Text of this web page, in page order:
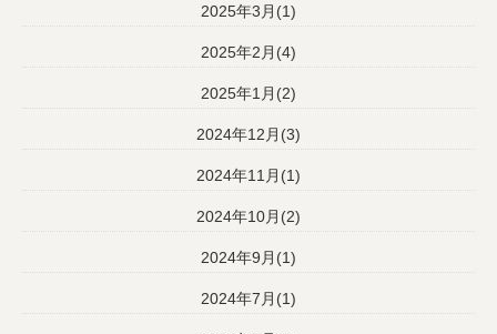
2025年3月(1)
2025年2月(4)
2025年1月(2)
2024年12月(3)
2024年11月(1)
2024年10月(2)
2024年9月(1)
2024年7月(1)